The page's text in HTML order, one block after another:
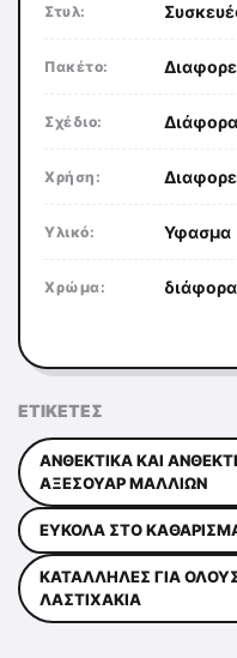
Στυλ:
Πακέτο:
Σχέδιο:
Χρήση:
Υλικό: Υφασμα
Χρώμα:
ΕΤΙΚΈΤΕΣ
ΑΝΘΕΚΤΙΚΆ ΚΑΙ
ΑΞΕΣΟΥΆΡ ΜΑΛΛΙΏΝ
ΕΎΚΟΛΑ ΣΤΟ
ΚΑΤΆΛΛΗΛΕΣ ΓΙΑ
ΛΑΣΤΙΧΆΚΙΑ